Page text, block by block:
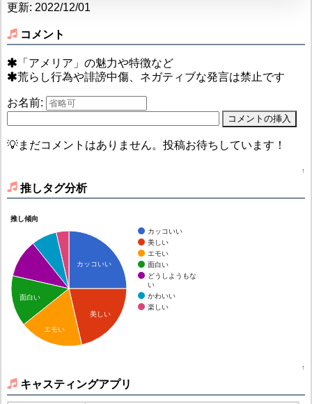
更新: 2022/12/01
コメント
「アメリア」の魅力や特徴など
荒らし行為や誹謗中傷、ネガティブな発言は禁止です
お名前:
💡まだコメントはありません。投稿お待ちしています！
↑
推しタグ分析
推し傾向
カッコいい
美しい
エモい
面白い
どうしようもな
い
かわいい
楽しい
カッコいい
美しい
面白い
エモい
↑
キャスティングアプリ